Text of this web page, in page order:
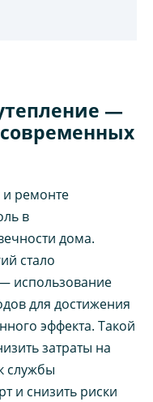
—
и ремонте
в
дома.
стало
использование
для достижения
эффекта. Такой
затраты на
службы
и снизить риски